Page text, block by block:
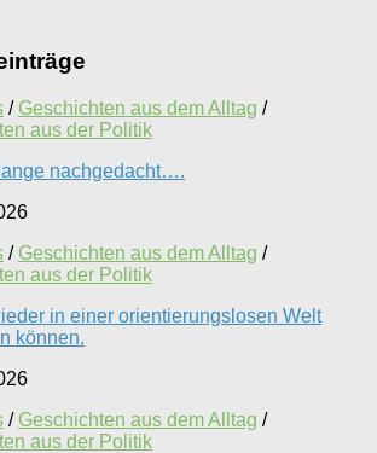
/ Geschichten aus dem Alltag /
aus der Politik
nachgedacht….
/ Geschichten aus dem Alltag /
aus der Politik
in einer orientierungslosen Welt
können.
/ Geschichten aus dem Alltag /
aus der Politik